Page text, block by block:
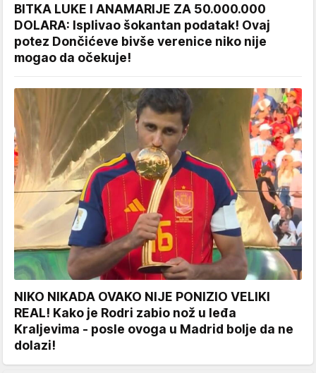
BITKA LUKE I ANAMARIJE ZA 50.000.000
DOLARA: Isplivao šokantan podatak! Ovaj
potez Dončićeve bivše verenice niko nije
mogao da očekuje!
NIKO NIKADA OVAKO NIJE PONIZIO VELIKI
REAL! Kako je Rodri zabio nož u leđa
Kraljevima - posle ovoga u Madrid bolje da ne
dolazi!